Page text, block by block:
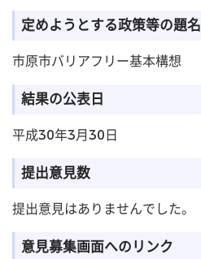
定めようとする政策等の題名
市原市バリアフリー基本構想
結果の公表日
平成30年3月30日
提出意見数
提出意見はありませんでした。
意見募集画面へのリンク